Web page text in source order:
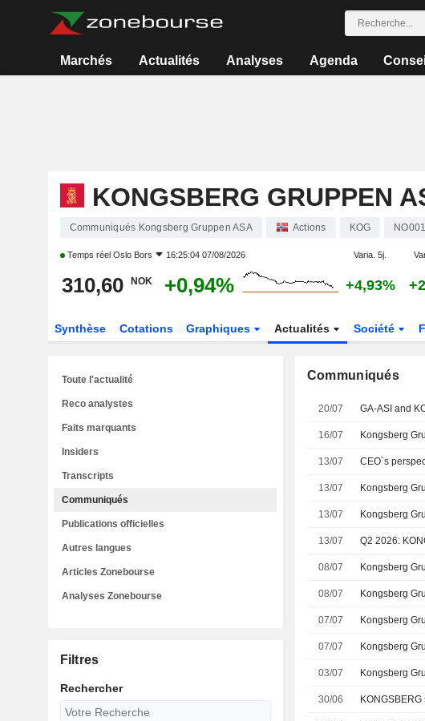
Marchés Actualités Analyses Agenda
KONGSBERG GRUPPEN
Communiqués Kongsberg Gruppen ASA Actions KOG
Temps réel Oslo Bors 16:25:04 07/08/2026 Varia. 5j.
310,60 NOK +0,94% +4,93%
Synthèse Cotations Graphiques Actualités Société
Communiqués
20/07 GA-ASI and
16/07 Kongsberg
13/07 CEO´s
13/07 Kongsberg
13/07 Kongsberg
13/07
08/07 Kongsberg
08/07 Kongsberg
07/07
07/07 Kongsberg
03/07 Kongsberg
30/06
Toute l'actualité
Reco analystes
Faits marquants
Insiders
Transcripts
Communiqués
Publications officielles
Autres langues
Articles Zonebourse
Analyses Zonebourse
Filtres
Rechercher